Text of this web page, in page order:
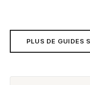
PLUS DE GUIDES